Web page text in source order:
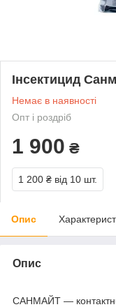
Інсектицид
Немає в наявності
Опт і роздріб
1 900 ₴
1 200 ₴ від 10 шт.
Опис
Опис
САНМАЙТ —